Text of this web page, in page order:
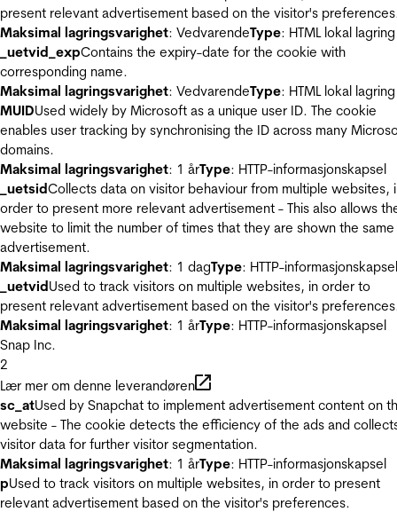
present relevant advertisement based on the visitor's
Maksimal lagringsvarighet: VedvarendeType: HTML lokal lagring
_uetvid_expContains the expiry-date for the cookie with
corresponding name.
Maksimal lagringsvarighet: VedvarendeType: HTML lokal lagring
MUIDUsed widely by Microsoft as a unique user ID. The cookie
enables user tracking by synchronising the ID across many
domains.
Maksimal lagringsvarighet: 1 årType: HTTP-informasjonskapsel
_uetsidCollects data on visitor behaviour from multiple websites,
order to present more relevant advertisement - This also allows
website to limit the number of times that they are shown the same
advertisement.
Maksimal lagringsvarighet: 1 dagType: HTTP-informasjonskapsel
_uetvidUsed to track visitors on multiple websites, in order to
present relevant advertisement based on the visitor's
Maksimal lagringsvarighet: 1 årType: HTTP-informasjonskapsel
Snap Inc.
2
Lær mer om denne leverandøren
sc_atUsed by Snapchat to implement advertisement content on
website - The cookie detects the efficiency of the ads and
visitor data for further visitor segmentation.
Maksimal lagringsvarighet: 1 årType: HTTP-informasjonskapsel
pUsed to track visitors on multiple websites, in order to present
relevant advertisement based on the visitor's preferences.